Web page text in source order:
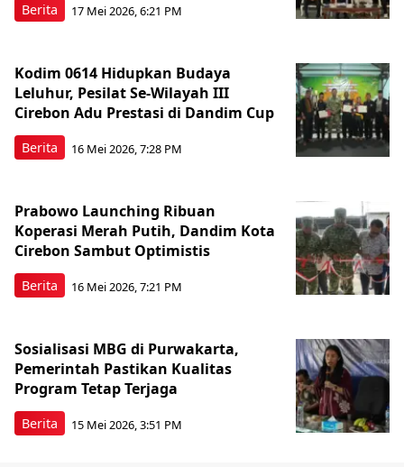
Berita 17 Mei 2026, 6:21 PM
Berita
Kodim 0614 Hidupkan Budaya
Leluhur, Pesilat Se-Wilayah III
Cirebon Adu Prestasi di Dandim Cup
16 Mei 2026, 7:28 PM
Berita
Prabowo Launching Ribuan
Koperasi Merah Putih, Dandim Kota
Cirebon Sambut Optimistis
16 Mei 2026, 7:21 PM
Berita
Sosialisasi MBG di Purwakarta,
Pemerintah Pastikan Kualitas
Program Tetap Terjaga
15 Mei 2026, 3:51 PM